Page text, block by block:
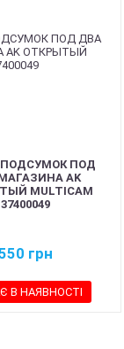
ПОДСУМОК ПОД
AK
MULTICAM
37400049
грн
В НАЯВНОСТІ